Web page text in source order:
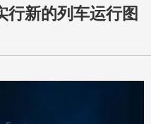
行新的列车运行图